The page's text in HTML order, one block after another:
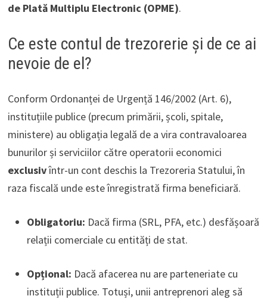
de Plată Multiplu Electronic (OPME).
Ce este contul de trezorerie și de ce ai
nevoie de el?
Conform Ordonanței de Urgență 146/2002 (Art. 6),
instituțiile publice (precum primării, școli, spitale,
ministere) au obligația legală de a vira contravaloarea
bunurilor și serviciilor către operatorii economici
exclusivîntr-un cont deschis la Trezoreria Statului, în
raza fiscală unde este înregistrată firma beneficiară.
Obligatoriu: Dacă firma (SRL, PFA, etc.) desfășoară
relații comerciale cu entități de stat.
Opțional: Dacă afacerea nu are parteneriate cu
instituții publice. Totuși, unii antreprenori aleg să